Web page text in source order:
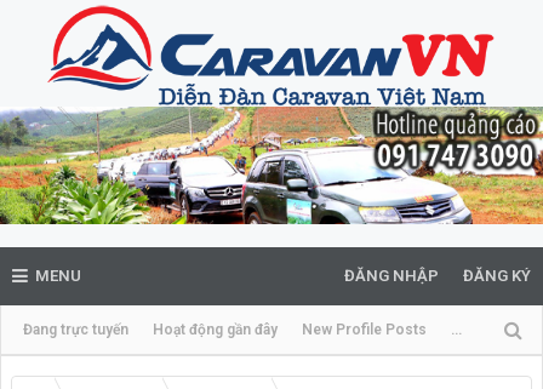
MENU
Đang trực tuyến Hoạt động gần đây New Profile Posts ...
ĐĂNG NHẬP ĐĂNG KÝ